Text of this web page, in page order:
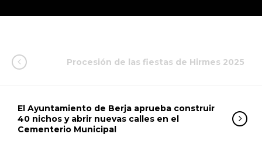
Procesión de las fiestas de Hirmes 2025
El Ayuntamiento de Berja aprueba construir
40 nichos y abrir nuevas calles en el
Cementerio Municipal